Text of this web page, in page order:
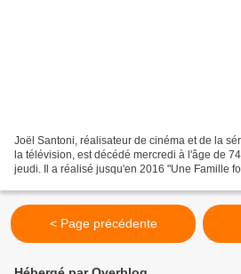
Joël Santoni, réalisateur de cinéma et de la
la télévision, est décédé mercredi à l'âge de
jeudi. Il a réalisé jusqu'en 2016 "Une Famille
< Page précédente